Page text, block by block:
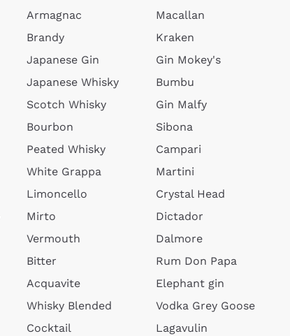
Armagnac
Brandy
Japanese Gin
Japanese Whisky
Scotch Whisky
Bourbon
Peated Whisky
White Grappa
Limoncello
Mirto
Vermouth
Bitter
Acquavite
Whisky Blended
Cocktail
Macallan
Kraken
Gin Mokey's
Bumbu
Gin Malfy
Sibona
Campari
Martini
Crystal Head
Dictador
Dalmore
Rum Don Papa
Elephant gin
Vodka Grey Goose
Lagavulin